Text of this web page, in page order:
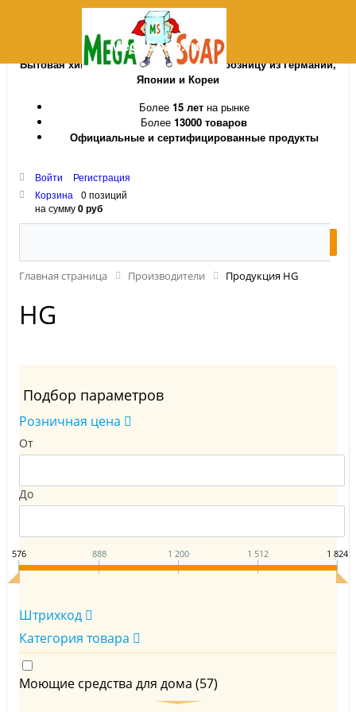
MegaSoap.ru
Бытовая химия и косметика оптом и в розницу из Германии,
Японии и Кореи
Более 15 летна рынке
Более 13000 товаров
Официальные и сертифицированные продукты
Войти
Регистрация
Корзина
0 позиций
на сумму0 руб
Главная страница Производители Продукция HG
HG
Подбор параметров
Розничная цена
От
До
576 888 1 200 1 512 1 824
Штрихкод
Категория товара
Моющие средства для дома (57)